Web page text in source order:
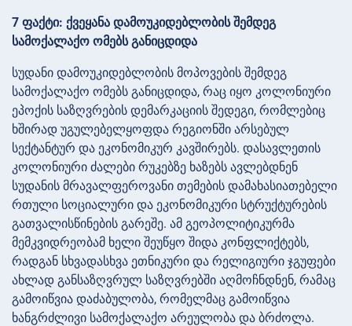
7 ფაქტი: ქვეყანა დამოუკიდებლობის შემდეგ
სამოქალაქო ომებს განიცდიდა
სუდანი დამოუკიდებლობის მოპოვების შემდეგ
სამოქალაქო ომებს განიცდიდა, რაც იყო კოლონიური
ეპოქის საზღვრების დემარკაციის შედეგი, რომლებიც
ხშირად უგულებელყოფდა რეგიონში არსებულ
სექტანტურ და ეკონომიკურ კავშირებს. დასავლეთის
კოლონიური ძალები რუკებზე ხაზებს ავლებდნენ
სუდანის მრავალფეროვანი თემების დამახასიათებელი
რთული სოციალური და ეკონომიკური სტრუქტურების
გათვალისწინების გარეშე. ამ გეოპოლიტიკურმა
მემკვიდრეობამ ხელი შეუწყო შიდა კონფლიქტებს,
რადგან სხვადასხვა ეთნიკური და რელიგიური ჯგუფები
ახლად განსაზღვრულ საზღვრებში აღმოჩნდნენ, რამაც
გამოიწვია დაძაბულობა, რომელმაც გამოიწვია
ხანგრძლივი სამოქალაქო არეულობა და ბრძოლა.